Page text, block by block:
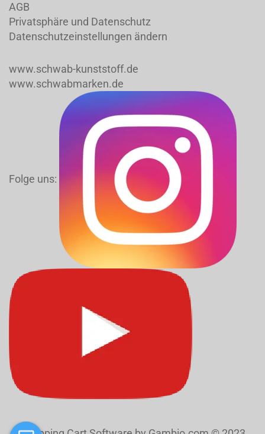
AGB
Privatsphäre und Datenschutz
Datenschutzeinstellungen ändern
www.schwab-kunststoff.de
www.schwabmarken.de
Folge uns: